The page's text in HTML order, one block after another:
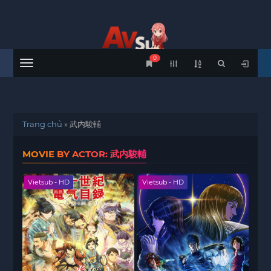
Menu
0
Trang chủ »武内駿輔
MOVIE BY ACTOR: 武内駿輔
Vietsub - HD Vietsub - HD